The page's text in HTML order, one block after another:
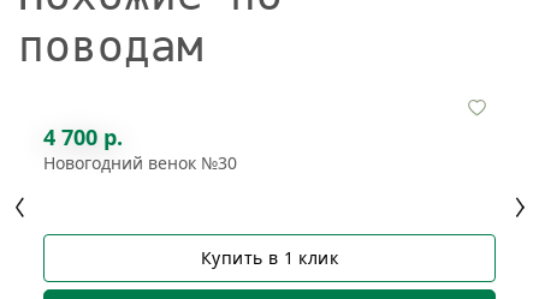
поводам
4 700 р.
Новогодний венок №30
Купить в 1 клик